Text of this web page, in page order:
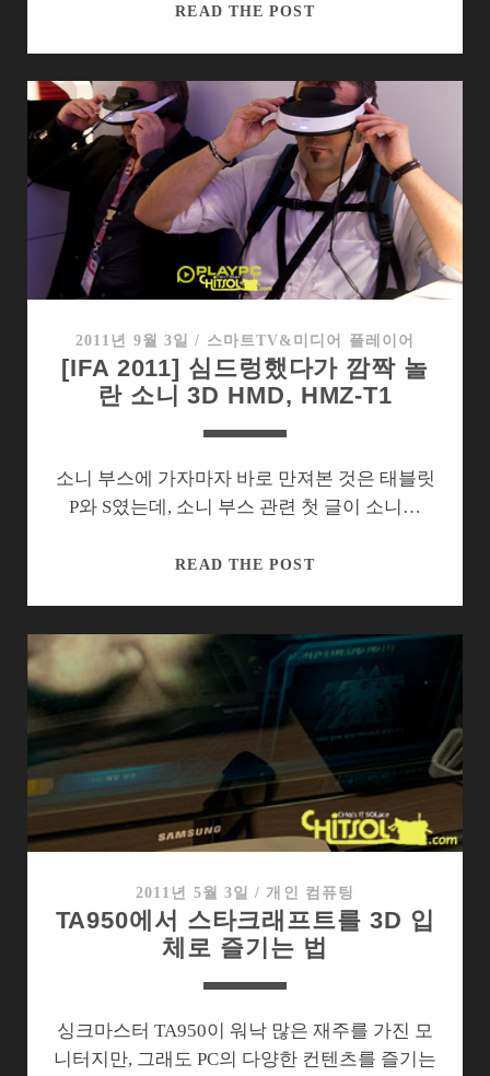
READ THE POSTIFA
LG,
3D
상
상
력
이
부
족
다
2011년 9월 3일 / 스마트TV&미디어 플레이어
[IFA 2011] 심드렁했다가 깜짝 놀
란 소니 3D HMD, HMZ-T1
소니 부스에 가자마자 바로 만져본 것은 태블릿
P와 S였는데, 소니 부스 관련 첫 글이 소니…
READ THE POST[IFA
드
가
깜
짝
놀
소
니
3D
T1
2011년 5월 3일 / 개인 컴퓨팅
TA950에서 스타크래프트를 3D 입
체로 즐기는 법
싱크마스터 TA950이 워낙 많은 재주를 가진 모
니터지만, 그래도 PC의 다양한 컨텐츠를 즐기는